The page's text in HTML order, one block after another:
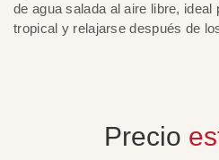
de agua salada al aire libre,
tropical y relajarse después de
Precio